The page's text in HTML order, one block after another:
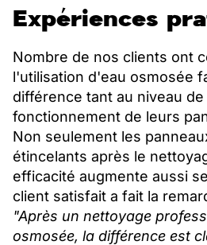
Expériences
Nombre de nos clients ont
l'utilisation d'eau osmosée
différence tant au niveau
fonctionnement de leurs
Non seulement les
étincelants après le
efficacité augmente aussi
client satisfait a fait la
"Après un nettoyage
osmosée, la différence est